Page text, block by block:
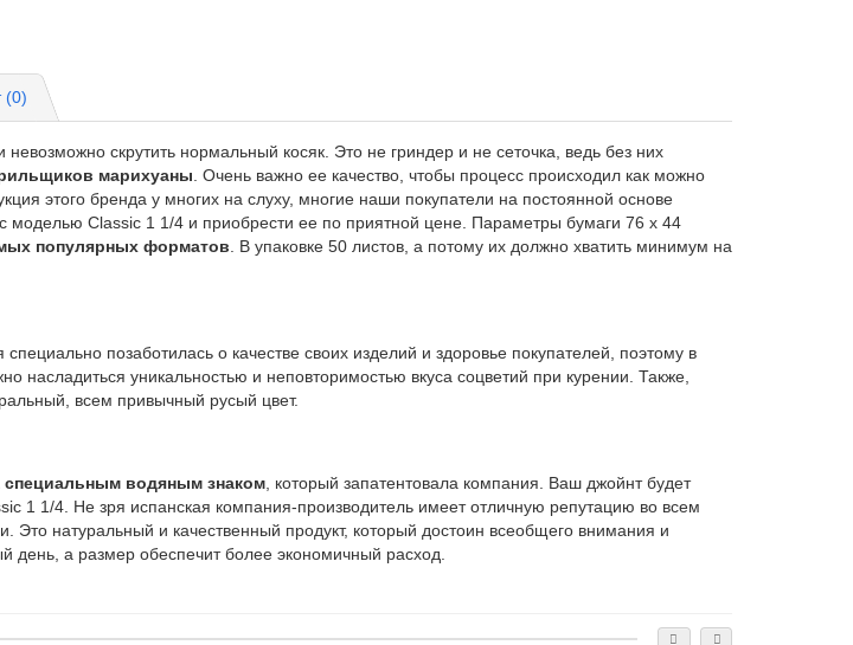
(0)
скрутить нормальный косяк. Это не гриндер и не сеточка, ведь без них
марихуаны . Очень важно ее качество, чтобы процесс происходил как можно
этого бренда у многих на слуху, многие наши покупатели на постоянной основе
моделью Classic 1 1/4 и приобрести ее по приятной цене. Параметры бумаги 76 х 44
популярных форматов . В упаковке 50 листов, а потому их должно хватить минимум на
специально позаботилась о качестве своих изделий и здоровье покупателей, поэтому в
насладиться уникальностью и неповторимостью вкуса соцветий при курении. Также,
всем привычный русый цвет.
специальным водяным знаком , который запатентовала компания. Ваш джойнт будет
1 1/4. Не зря испанская компания-производитель имеет отличную репутацию во всем
натуральный и качественный продукт, который достоин всеобщего внимания и
а размер обеспечит более экономичный расход.